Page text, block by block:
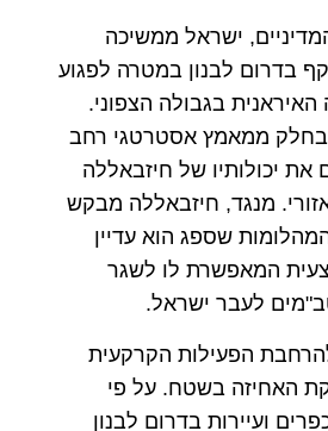
ישראל ממשיכה
בדרום לבנון במטרה לפגוע
בגבולה הצפוני.
בחלק ממאמץ אסטרטגי רחב
את יכולותיו של חיזבאללה
מנגד, חיזבאללה מבקש
שספג הוא עדיין
המאפשרת לו לשגר
לעבר ישראל.
הפעילות הקרקעית
האחיזה בשטח. על פי
ועיירות בדרום לבנון